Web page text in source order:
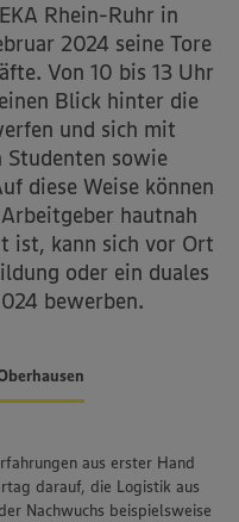
Rhein-Ruhr in
2024 seine Tore
Von 10 bis 13 Uhr
Blick hinter die
und sich mit
Studenten sowie
diese Weise können
hautnah
ist, kann sich vor Ort
oder ein duales
bewerben.
aus erster Hand
darauf, die Logistik aus
Nachwuchs beispielsweise